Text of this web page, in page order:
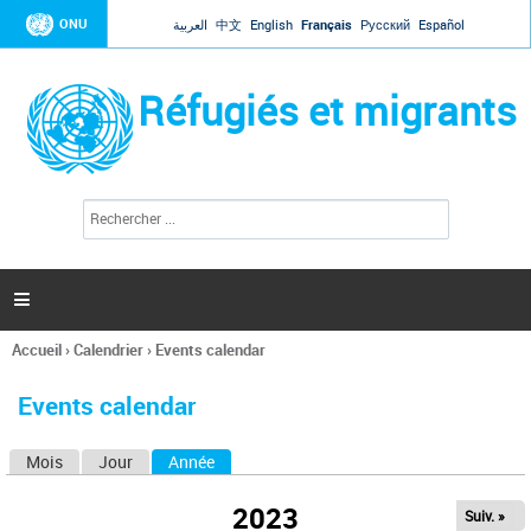
Jump to navigation
ONU العربية 中文 English Français Русский Español
Réfugiés et migrants
l
c
h
e

Vous
ici
Accueil›Calendrier› Events calendar
Events calendar
Mois Jour Année
2023 Suiv. »